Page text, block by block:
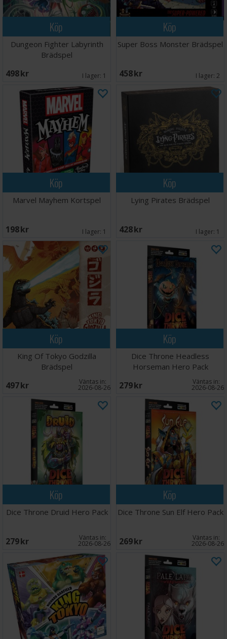
Köp
Dungeon Fighter Labyrinth
Brädspel
498 SEK I lager: 1
Köp
Super Boss Monster Brädspel
458 SEK I lager: 2
Köp
Marvel Mayhem Kortspel
198 SEK I lager: 1
Köp
Lying Pirates Brädspel
428 SEK I lager: 1
Köp
King Of Tokyo Godzilla
Brädspel
497 SEK Väntas in:
2026-08-26
Köp
Dice Throne Headless
Horseman Hero Pack
279 SEK Väntas in:
2026-08-26
Köp
Dice Throne Druid Hero Pack
279 SEK Väntas in:
2026-08-26
Köp
Dice Throne Sun Elf Hero Pack
269 SEK Väntas in:
2026-08-26